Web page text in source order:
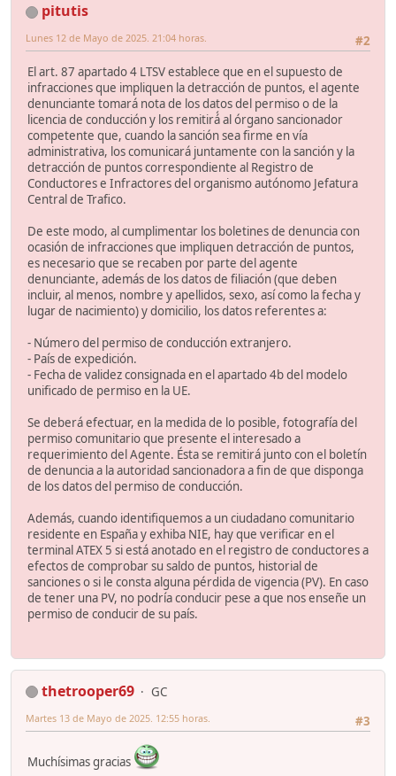
pitutis
#2
Lunes 12 de Mayo de 2025. 21:04 horas.
El art. 87 apartado 4 LTSV establece que en el supuesto de
infracciones que impliquen la detracción de puntos, el agente
denunciante tomará nota de los datos del permiso o de la
licencia de conducción y los remitirá́ al órgano sancionador
competente que, cuando la sanción sea firme en vía
administrativa, los comunicará juntamente con la sanción y la
detracción de puntos correspondiente al Registro de
Conductores e Infractores del organismo autónomo Jefatura
Central de Trafico.
De este modo, al cumplimentar los boletines de denuncia con
ocasión de infracciones que impliquen detracción de puntos,
es necesario que se recaben por parte del agente
denunciante, además de los datos de filiación (que deben
incluir, al menos, nombre y apellidos, sexo, así como la fecha y
lugar de nacimiento) y domicilio, los datos referentes a:
- Número del permiso de conducción extranjero.
- País de expedición.
- Fecha de validez consignada en el apartado 4b del modelo
unificado de permiso en la UE.
Se deberá efectuar, en la medida de lo posible, fotografía del
permiso comunitario que presente el interesado a
requerimiento del Agente. Ésta se remitirá junto con el boletín
de denuncia a la autoridad sancionadora a fin de que disponga
de los datos del permiso de conducción.
Además, cuando identifiquemos a un ciudadano comunitario
residente en España y exhiba NIE, hay que verificar en el
terminal ATEX 5 si está anotado en el registro de conductores a
efectos de comprobar su saldo de puntos, historial de
sanciones o si le consta alguna pérdida de vigencia (PV). En caso
de tener una PV, no podría conducir pese a que nos enseñe un
permiso de conducir de su país.
thetrooper69
GC
#3
Martes 13 de Mayo de 2025. 12:55 horas.
Muchísimas gracias